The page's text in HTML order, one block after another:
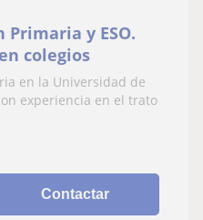
Primaria y ESO.
colegios
en la Universidad de
experiencia en el trato
Contactar